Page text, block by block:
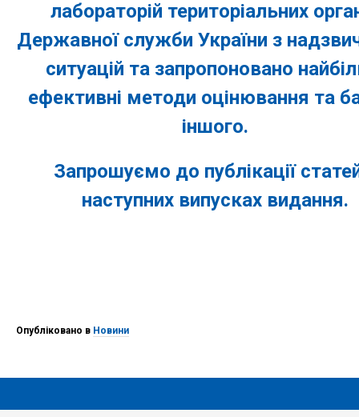
лабораторій територіальних
Державної служби України з
ситуацій та запропоновано
ефективні методи оцінювання та
іншого.
Запрошуємо до публікації
наступних випусках видання.
Опубліковано в Новини